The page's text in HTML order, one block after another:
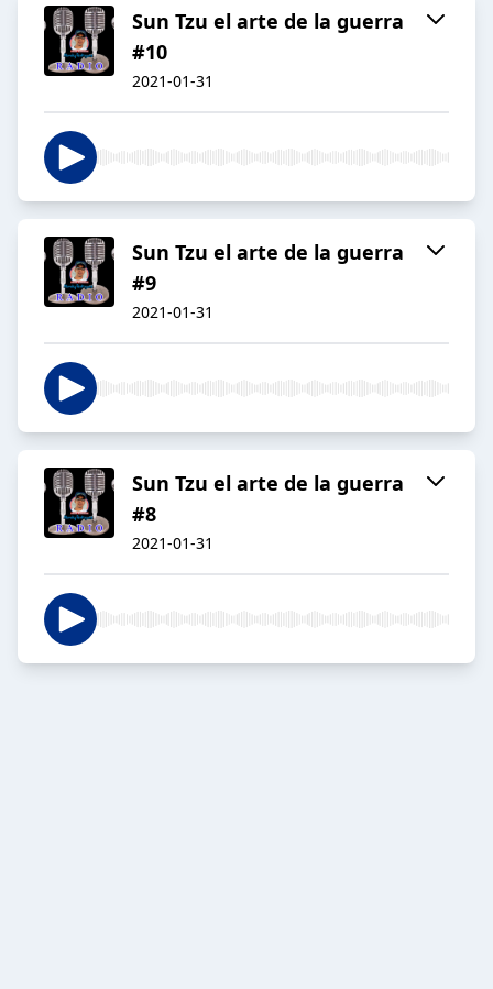
Sun Tzu el arte de la guerra
#10
2021-01-31
Sun Tzu el arte de la guerra
#9
2021-01-31
Sun Tzu el arte de la guerra
#8
2021-01-31